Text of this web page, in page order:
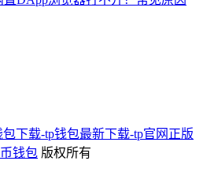
包下载-tp钱包最新下载-tp官网正版
钱包 版权所有